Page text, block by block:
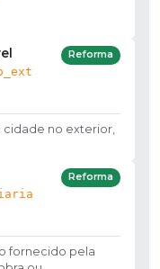
Reforma
cidade no exterior,
Reforma
fornecido pela